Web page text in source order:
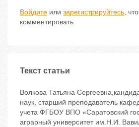
Войдите или зарегистрируйтесь,
комментировать.
Текст статьи
Волкова Татьяна
наук, старший преподаватель
учета ФГБОУ ВПО «Саратовский
аграрный университет им.Н.И.